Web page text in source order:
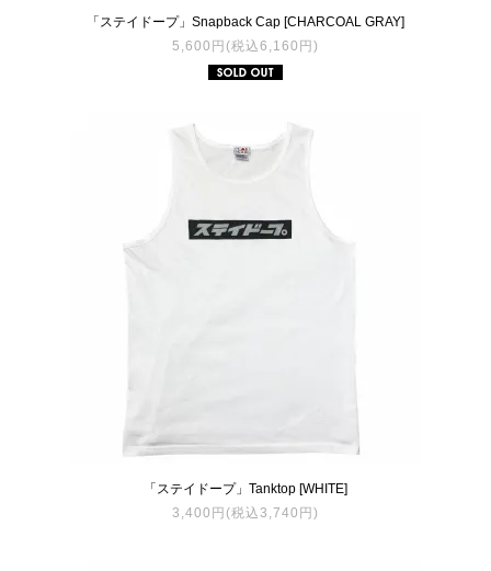
「ステイドープ」Snapback Cap [CHARCOAL GRAY]
5,600円(税込6,160円)
「ステイドープ」Tanktop [WHITE]
3,400円(税込3,740円)